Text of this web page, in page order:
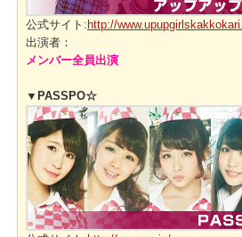
出演者：
メンバー全員出演
▼PASSPO☆